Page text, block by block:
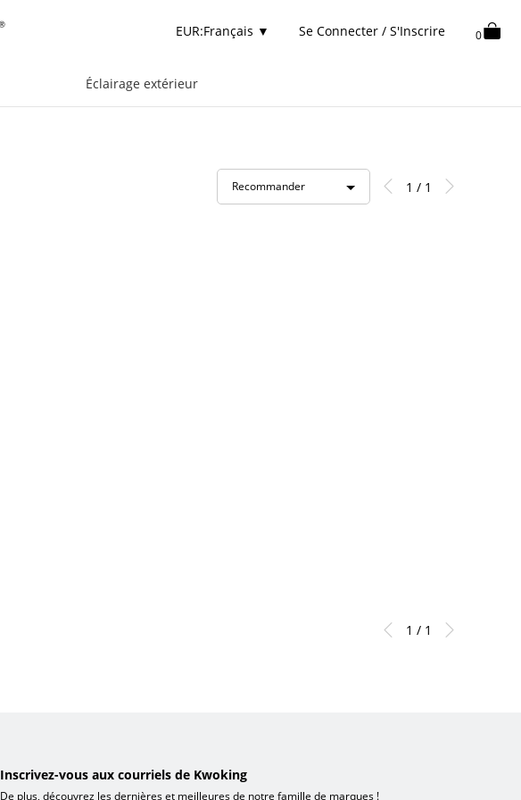
EUR:Français ▼ Se Connecter / S'Inscrire 0
Éclairage extérieur
Recommander 1 / 1
1 / 1
Inscrivez-vous aux courriels de Kwoking
De plus, découvrez les dernières et meilleures de notre famille de marques !